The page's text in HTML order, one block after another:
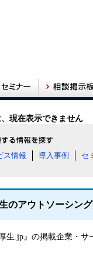
現在表示できません
ス情報 導入事例 セ
のアウトソーシン
厚生.jp』の掲載企業・